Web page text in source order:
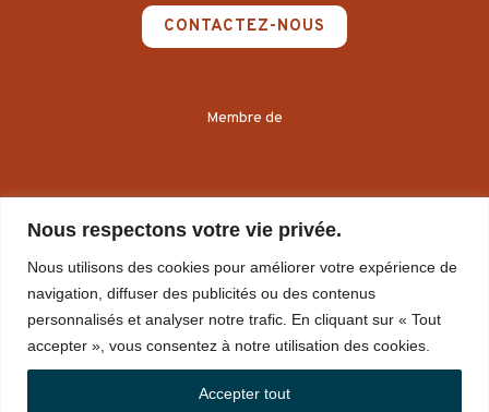
Nous respectons votre vie privée.
Nous utilisons des cookies pour améliorer votre expérience de
navigation, diffuser des publicités ou des contenus
personnalisés et analyser notre trafic. En cliquant sur « Tout
accepter », vous consentez à notre utilisation des cookies.
Accepter tout
CONTACTEZ-NOUS
Membre de